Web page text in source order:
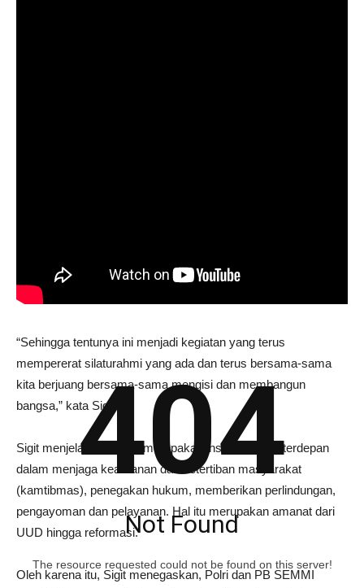
“Sehingga tentunya ini menjadi kegiatan yang terus
mempererat silaturahmi yang ada dan terus bersama-sama
kita berjuang bersama-sama mengisi dan membangun
bangsa,” kata Sigit.
Sigit menjelaskan, Polri merupakan institusi garda terdepan
dalam menjaga keamanan dan ketertiban masyarakat
(kamtibmas), penegakan hukum, memberikan perlindungan,
pengayoman dan pelayanan. Hal itu merupakan amanat dari
UUD hingga reformasi.
Oleh karena itu, Sigit menegaskan, Polri dan PB SEMMI
404
Not Found
The resource requested could not be found on this server!